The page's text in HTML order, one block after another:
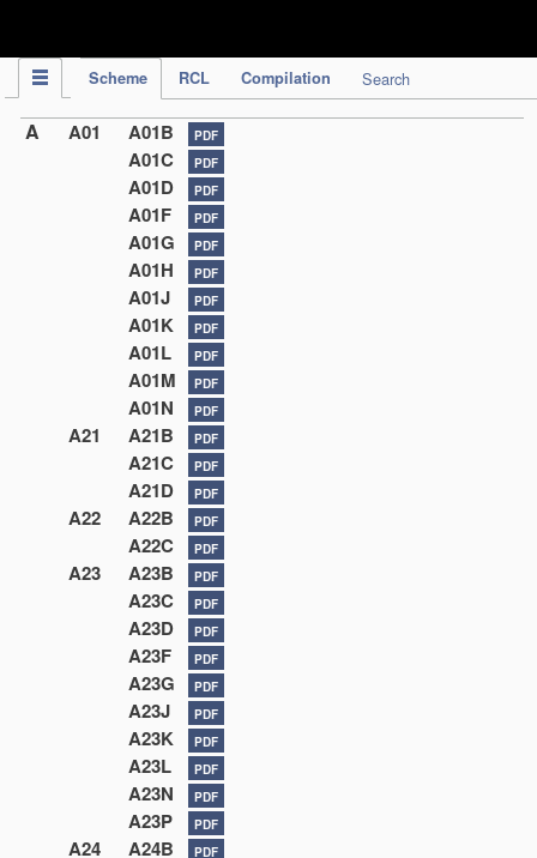
Scheme RCL Compilation Search
A A01 A01B PDF
A01C PDF
A01D PDF
A01F PDF
A01G PDF
A01H PDF
A01J PDF
A01K PDF
A01L PDF
A01M PDF
A01N PDF
A21 A21B PDF
A21C PDF
A21D PDF
A22 A22B PDF
A22C PDF
A23 A23B PDF
A23C PDF
A23D PDF
A23F PDF
A23G PDF
A23J PDF
A23K PDF
A23L PDF
A23N PDF
A23P PDF
A24 A24B PDF